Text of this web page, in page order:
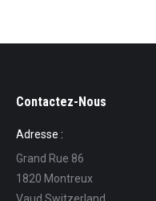
Contactez-Nous
Adresse :
Grand Rue 86
1820 Montreux